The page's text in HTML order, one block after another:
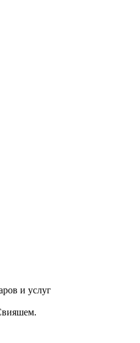
и услуг